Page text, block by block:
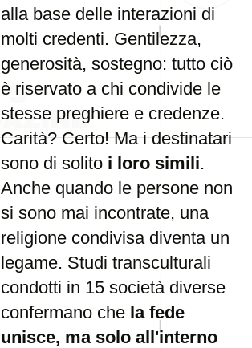
alla base delle interazioni di
molti credenti. Gentilezza,
generosità, sostegno: tutto ciò
è riservato a chi condivide le
stesse preghiere e credenze.
Carità? Certo! Ma i destinatari
sono di solito i loro simili.
Anche quando le persone non
si sono mai incontrate, una
religione condivisa diventa un
legame. Studi transculturali
condotti in 15 società diverse
confermano che la fede
unisce, ma solo all'interno